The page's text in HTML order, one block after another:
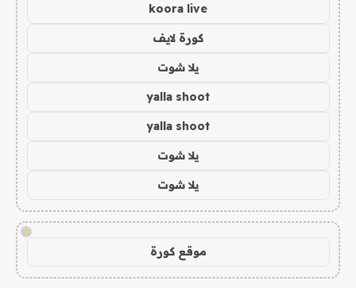
koora live
كورة لايف
يلا شوت
yalla shoot
yalla shoot
يلا شوت
يلا شوت
!
موقع كورة